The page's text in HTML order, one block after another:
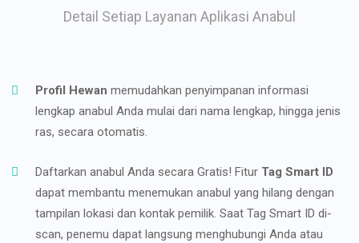
Detail Setiap Layanan Aplikasi Anabul
Profil Hewan memudahkan penyimpanan informasi
lengkap anabul Anda mulai dari nama lengkap, hingga jenis
ras, secara otomatis.
Daftarkan anabul Anda secara Gratis! Fitur Tag Smart ID
dapat membantu menemukan anabul yang hilang dengan
tampilan lokasi dan kontak pemilik. Saat Tag Smart ID di-
scan, penemu dapat langsung menghubungi Anda atau